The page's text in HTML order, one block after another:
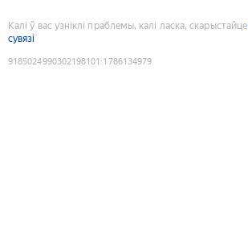
Калі ў вас узніклі праблемы, калі ласка, скарыстайце
сувязі
9185024990302198101 :1786134979